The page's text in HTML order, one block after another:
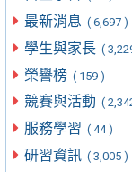
最新消息 ( 6,697 )
學生與家長 (
榮譽榜 ( 159 )
競賽與活動 (
服務學習 ( 44 )
研習資訊 ( 3,005 )